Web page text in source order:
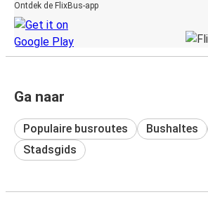
Ontdek de FlixBus-app
Ga naar
Populaire busroutes Bushaltes
Stadsgids